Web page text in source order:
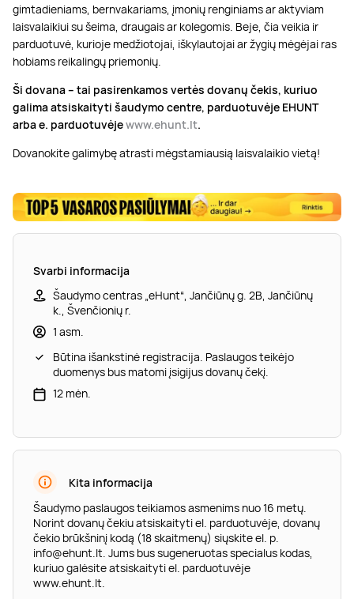
gimtadieniams, bernvakariams, įmonių renginiams ar aktyviam
laisvalaikiui su šeima, draugais ar kolegomis. Beje, čia veikia ir
parduotuvė, kurioje medžiotojai, iškylautojai ar žygių mėgėjai ras
hobiams reikalingų priemonių.
Ši dovana – tai pasirenkamos vertės dovanų čekis, kuriuo
galima atsiskaityti šaudymo centre, parduotuvėje EHUNT
arba e. parduotuvėjewww.ehunt.lt.
Dovanokite galimybę atrasti mėgstamiausią laisvalaikio vietą!
Svarbi informacija
Šaudymo centras „eHunt“, Jančiūnų g. 2B, Jančiūnų
k., Švenčionių r.
1 asm.
Būtina išankstinė registracija. Paslaugos teikėjo
duomenys bus matomi įsigijus dovanų čekį.
12 mėn.
Kita informacija
Šaudymo paslaugos teikiamos asmenims nuo 16 metų.
Norint dovanų čekiu atsiskaityti el. parduotuvėje, dovanų
čekio brūkšninį kodą (18 skaitmenų) siųskite el. p.
info@ehunt.lt. Jums bus sugeneruotas specialus kodas,
kuriuo galėsite atsiskaityti el. parduotuvėje
www.ehunt.lt.